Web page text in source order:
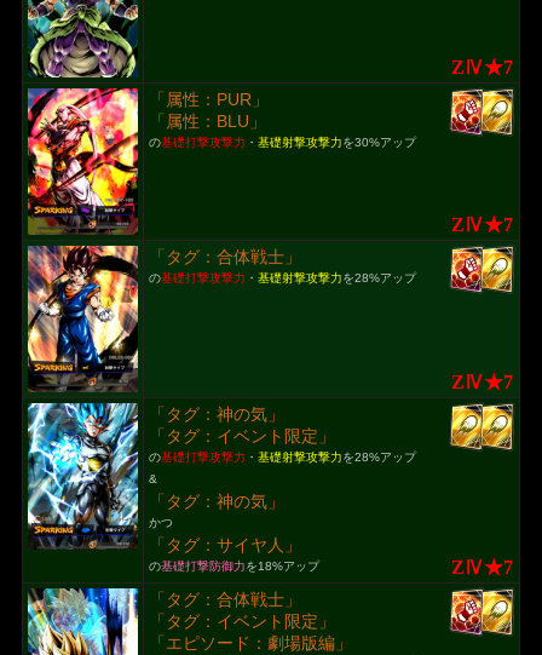
ZⅣ★7
「属性：PUR」
「属性：BLU」
の基礎打撃攻撃力 ・ 基礎射撃攻撃力を30%アップ
ZⅣ★7
「タグ：合体戦士」
の基礎打撃攻撃力 ・ 基礎射撃攻撃力を28%アップ
ZⅣ★7
「タグ：神の気」
「タグ：イベント限定」
の基礎打撃攻撃力 ・ 基礎射撃攻撃力を28%アップ
&
「タグ：神の気」
かつ
「タグ：サイヤ人」
の基礎打撃防御力を18%アップ ZⅣ★7
「タグ：合体戦士」
「タグ：イベント限定」
「エピソード：劇場版編」